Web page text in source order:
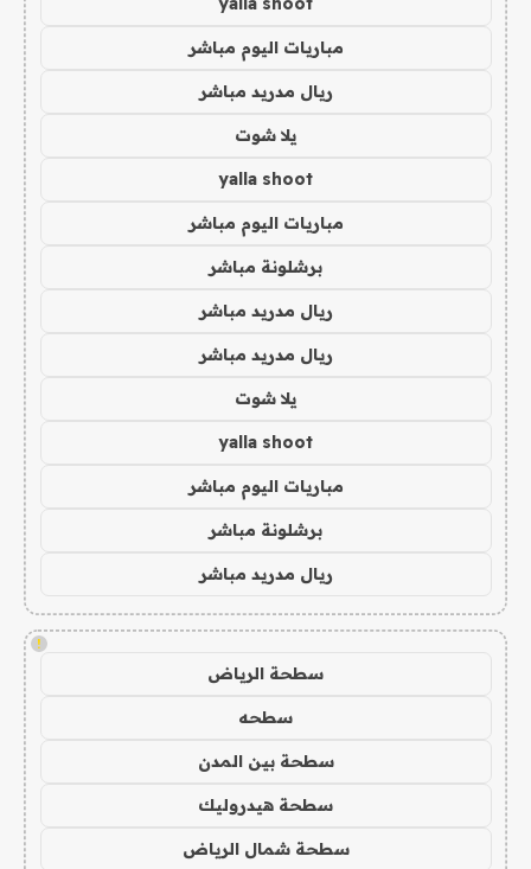
مباريات اليوم مباشر
ريال مدريد مباشر
يلا شوت
yalla shoot
مباريات اليوم مباشر
برشلونة مباشر
ريال مدريد مباشر
ريال مدريد مباشر
يلا شوت
yalla shoot
مباريات اليوم مباشر
برشلونة مباشر
ريال مدريد مباشر
!
سطحة الرياض
سطحه
سطحة بين المدن
سطحة هيدروليك
سطحة شمال الرياض